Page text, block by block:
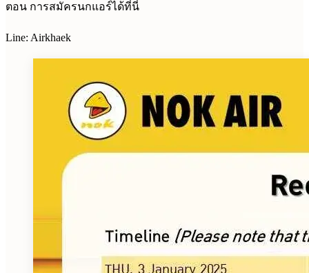
ตอน การสมัครนกแอร์ได้ที่นี่
Line: Airkhaek